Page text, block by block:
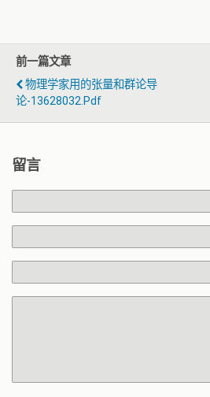
前一篇文章
物理学家用的张量和群论导
论-13628032.pdf
留言